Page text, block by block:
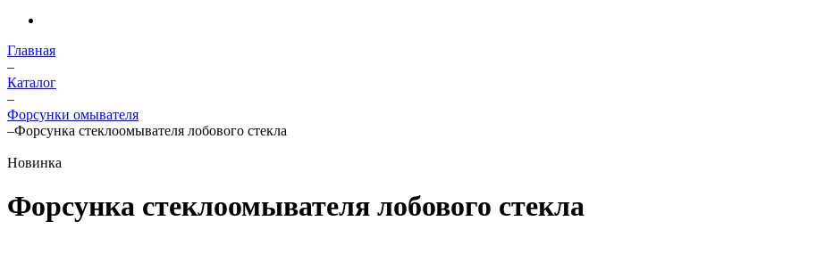
Главная
–
Каталог
–
Форсунки омывателя
–Форсунка стеклоомывателя лобового стекла
Новинка
Форсунка стеклоомывателя лобового стекла